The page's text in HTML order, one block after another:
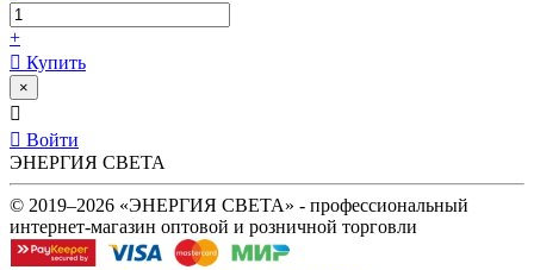
+
Купить
×
Войти
ЭНЕРГИЯ СВЕТА
© 2019–2026 «ЭНЕРГИЯ СВЕТА» - профессиональный
интернет-магазин оптовой и розничной торговли